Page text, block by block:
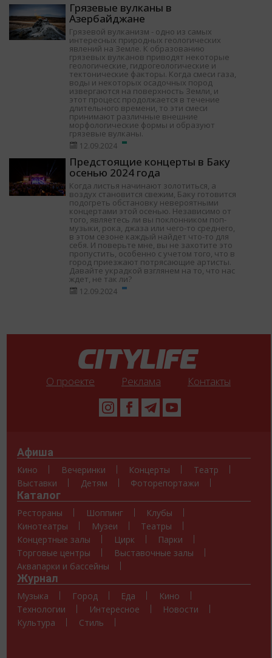
Грязевые вулканы в
Азербайджане
Грязевой вулканизм - одно из самых
интересных природных геологических
явлений на Земле. К образованию
грязевых вулканов приводят некоторые
геологические, гидрогеологические и
тектонические факторы. Когда смеси газа,
воды и некоторых осадочных пород
извергаются на поверхность Земли, и
этот процесс продолжается в течение
длительного времени, то эти смеси
принимают различные внешние
морфологические формы и образуют
грязевые вулканы.
12.09.2024
Предстоящие концерты в Баку
осенью 2024 года
Когда листья начинают золотиться, а
воздух становится свежим, Баку готовится
подогреть обстановку невероятными
концертами этой осенью. Независимо от
того, являетесь ли вы поклонником поп-
музыки, рока, джаза или чего-то среднего,
в этом сезоне каждый найдет что-то для
себя. И поверьте мне, вы не захотите это
пропустить, особенно с учетом того, что в
город приезжают потрясающие артисты.
Давайте украдкой взглянем на то, что нас
ждет, не так ли?
12.09.2024
О проекте Реклама Контакты
Афиша
Кино Вечеринки Концерты
Театр
Выставки
Детям Фоторепортажи
Каталог
Рестораны Шоппинг
Клубы
Кинотеатры
Музеи
Театры
Концертные залы
Цирк
Парки
Торговые центры
Выставочные залы
Аквапарки и бассейны
Журнал
Музыка Город Еда
Кино
Технологии
Интересное
Новости
Культура
Стиль